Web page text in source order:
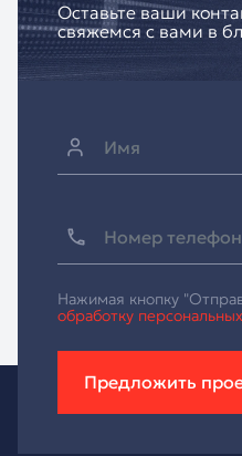
Оставьте ваши
свяжемся с вами в
Нажимая кнопку
обработку
Предложить